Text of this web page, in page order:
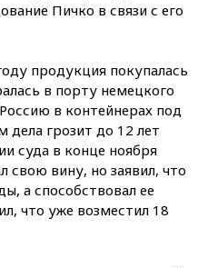
Пичко в связи с его
продукция покупалась
в порту немецкого
в контейнерах под
грозит до 12 лет
суда в конце ноября
свою вину, но заявил, что
а способствовал ее
что уже возместил 18